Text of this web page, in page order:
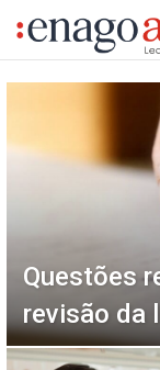
Questões
revisão da